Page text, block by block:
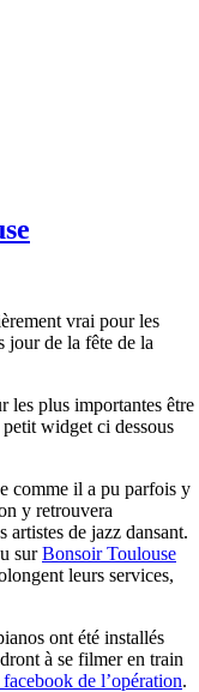
vrai pour les
jour de la fête de la
les plus importantes être
petit widget ci dessous
comme il a pu parfois y
y retrouvera
artistes de jazz dansant.
surBonsoir Toulouse
leurs services,
ont été installés
à se filmer en train
facebook de l’opération.